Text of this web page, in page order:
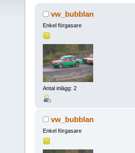
vw_bubblan
Enkel förgasare
Antal inlägg: 2
vw_bubblan
Enkel förgasare